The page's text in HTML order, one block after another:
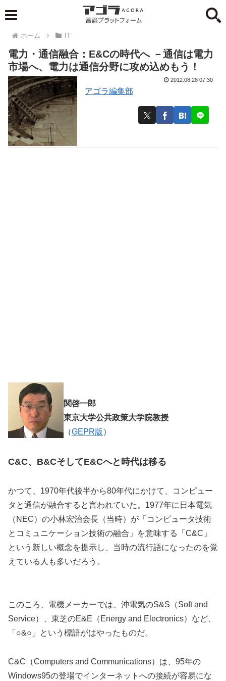
ホーム IT
電力・通信融合：E&Cの時代へ －通信は電力
市場へ、電力は通信分野に攻め込めもう！
アゴラ編集部
2012.08.28 07:30
関啓一郎
東京大学公共政策大学院教授
（GEPR版 ）
C&C、B&CそしてE&Cへと時代は移る
かつて、1970年代後半から80年代にかけて、コンピュー
タと通信が融合すると言われていた。1977年に日本電気
（NEC）の小林宏治会長（当時）が「コンピュータ技術
とコミュニケーション技術の融合」を意味する「C&C」
という新しい概念を提示し、当時の流行語になったのを覚
えている人も多いだろう。
このころ、電機メーカーでは、沖電気のS&S（Soft and
Service）、東芝のE&E（Energy and Electronics）など、
「○&○」という標語がはやったものだ。
C&C（Computers and Communications）は、95年の
Windows95の登場でインターネットへの接続が容易にな